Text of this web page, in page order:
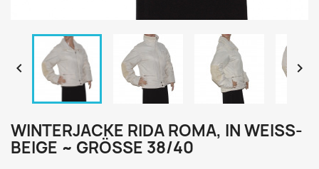
 
WINTERJACKE RIDA ROMA, IN WEISS-B
EIGE ~ GRÖSSE 38/40